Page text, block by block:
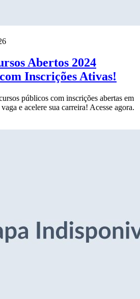
Abertos 2024
Inscrições Ativas!
públicos com inscrições abertas em
e acelere sua carreira! Acesse agora.